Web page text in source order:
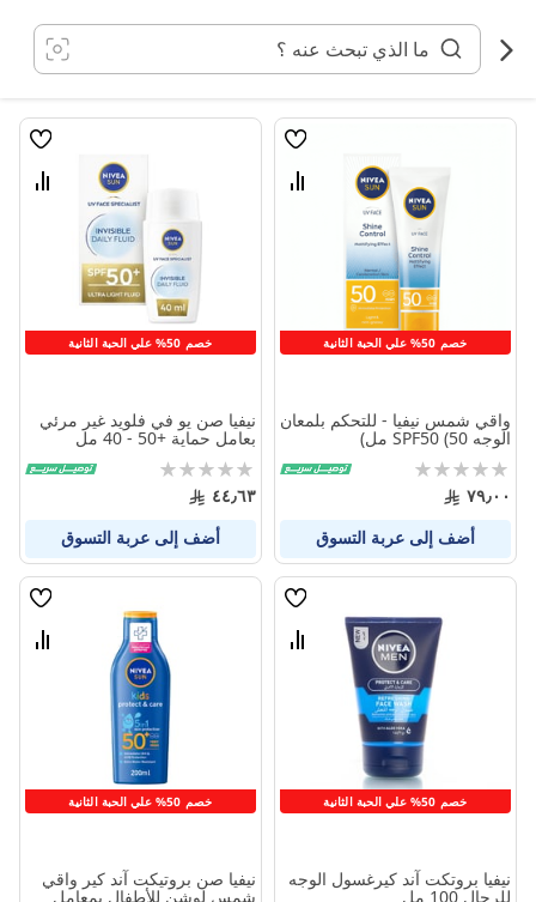
المحتوى
خصم 50% علي الحبة الثانية
قائمة
قارن
واقي شمس نيفيا - للتحكم بلمعان
الوجه SPF50 (50 مل)
Rating:
٧٩٫٠٠
أضف إلى عربة التسوق
خصم 50% علي الحبة الثانية
قائمة
قارن
نيفيا صن يو في فلويد غير مرئي
بعامل حماية +50 - 40 مل
Rating:
0%
٤٤٫٦٣
أضف إلى عربة التسوق
خصم 50% علي الحبة الثانية
قائمة
قارن
نيفيا بروتكت آند كيرغسول الوجه
للرجال 100 مل
خصم 50% علي الحبة الثانية
قائمة
قارن
نيفيا صن بروتيكت آند كير واقي
شمس لوشن للأطفال بمعامل